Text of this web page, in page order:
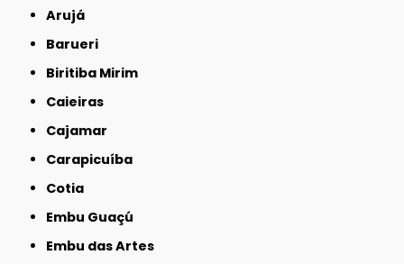
Arujá
Barueri
Biritiba Mirim
Caieiras
Cajamar
Carapicuíba
Cotia
Embu Guaçú
Embu das Artes